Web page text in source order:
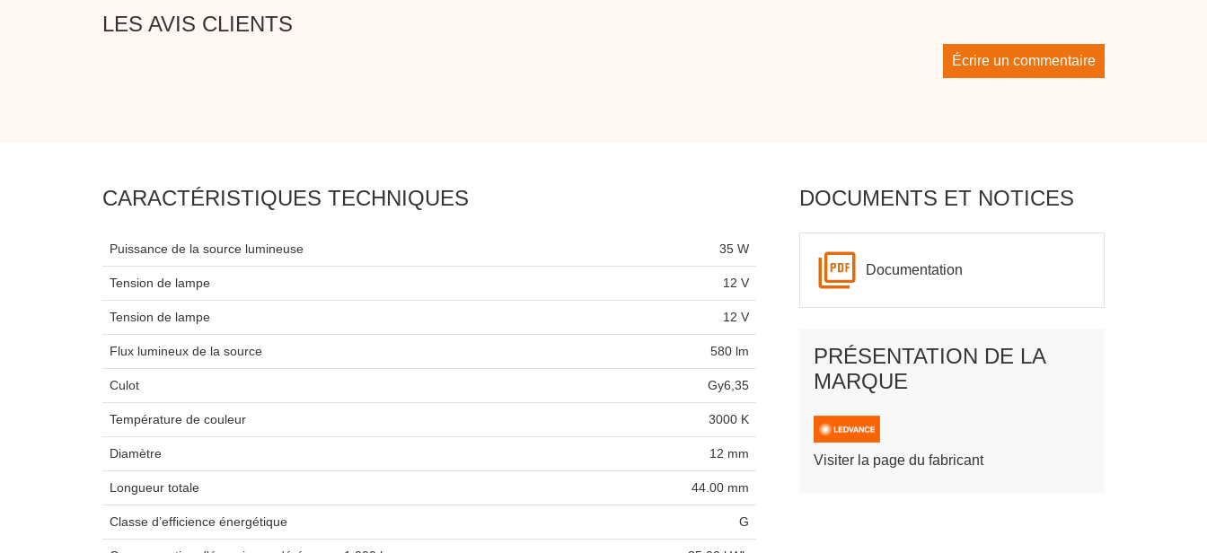
LES AVIS CLIENTS
Écrire un commentaire
CARACTÉRISTIQUES TECHNIQUES
Puissance de la source lumineuse 35 W
Tension de lampe 12 V
Tension de lampe 12 V
Flux lumineux de la source 580 lm
Culot Gy6,35
Température de couleur 3000 K
Diamètre 12 mm
Longueur totale 44.00 mm
Classe d’efficience énergétique G
DOCUMENTS ET NOTICES
Documentation
PRÉSENTATION DE LA
MARQUE
Visiter la page du fabricant